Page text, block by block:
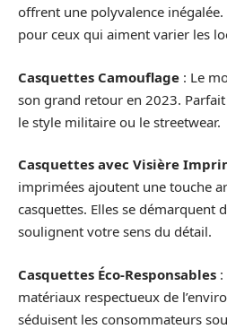
offrent une polyvalence
pour ceux qui aiment varier les
Casquettes Camouflage : Le
son grand retour en 2023.
le style militaire ou le streetwear.
Casquettes avec Visière
imprimées ajoutent une touche
casquettes. Elles se démarquent
soulignent votre sens du détail.
Casquettes Éco-Responsables
matériaux respectueux de
séduisent les consommateurs